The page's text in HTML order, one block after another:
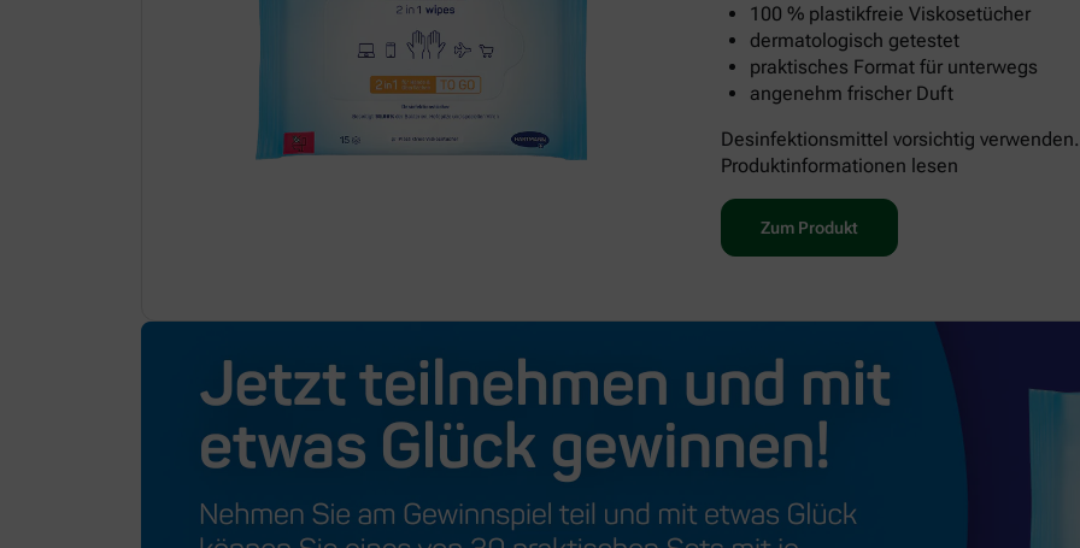
100 % plastikfreie Viskosetücher
dermatologisch getestet
praktisches Format für unterwegs
angenehm frischer Duft
Desinfektionsmittel vorsichtig
Produktinformationen lesen
Zum Produkt